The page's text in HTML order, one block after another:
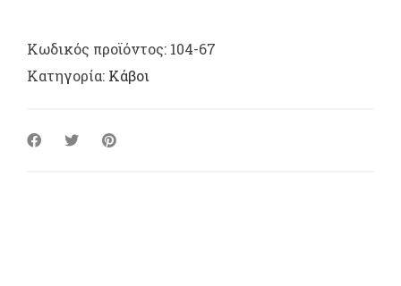
Κωδικός προϊόντος: 104-67
Κατηγορία: Κάβοι